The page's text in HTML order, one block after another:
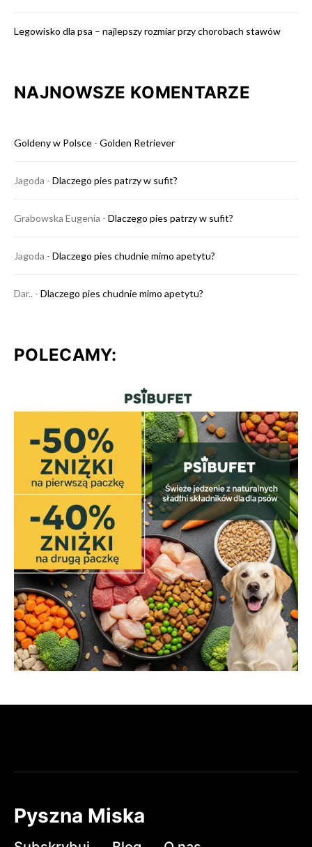
Legowisko dla psa – najlepszy rozmiar przy chorobach stawów
NAJNOWSZE KOMENTARZE
Goldeny w Polsce - Golden Retriever
Jagoda - Dlaczego pies patrzy w sufit?
Grabowska Eugenia - Dlaczego pies patrzy w sufit?
Jagoda - Dlaczego pies chudnie mimo apetytu?
Dar.. - Dlaczego pies chudnie mimo apetytu?
POLECAMY:
Pyszna Miska